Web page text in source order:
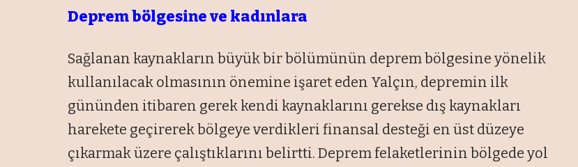
Deprem bölgesine ve kadınlara
Sağlanan kaynakların büyük bir bölümünün deprem bölgesine yönelik
kullanılacak olmasının önemine işaret eden Yalçın, depremin ilk
gününden itibaren gerek kendi kaynaklarını gerekse dış kaynakları
harekete geçirerek bölgeye verdikleri finansal desteği en üst düzeye
çıkarmak üzere çalıştıklarını belirtti. Deprem felaketlerinin bölgede yol